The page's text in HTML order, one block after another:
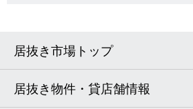
居抜き市場トップ
居抜き物件・貸店舗情報